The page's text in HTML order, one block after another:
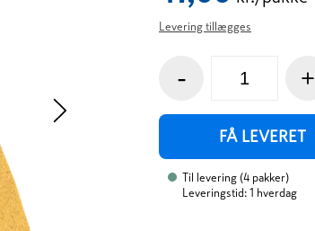
Levering tillægges
- +
FÅ LEVERET
Til levering (4 pakker)
Leveringstid: 1 hverdag